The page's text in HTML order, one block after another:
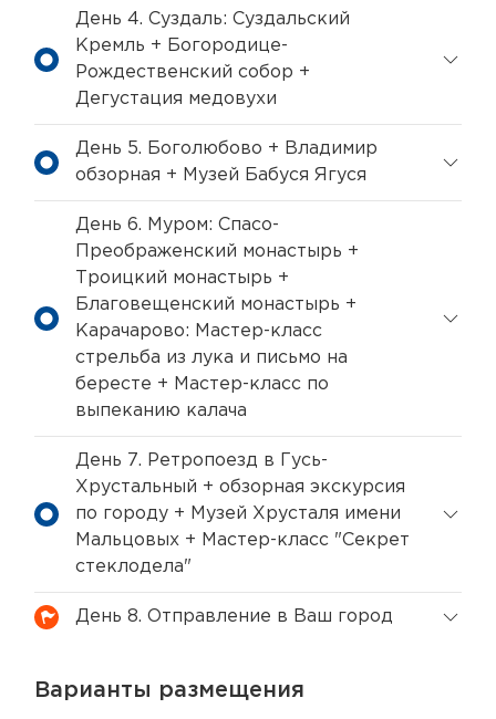
День 4. Суздаль: Суздальский
Кремль + Богородице-
Рождественский собор +
Дегустация медовухи
День 5. Боголюбово + Владимир
обзорная + Музей Бабуся Ягуся
День 6. Муром: Спасо-
Преображенский монастырь +
Троицкий монастырь +
Благовещенский монастырь +
Карачарово: Мастер-класс
стрельба из лука и письмо на
бересте + Мастер-класс по
выпеканию калача
День 7. Ретропоезд в Гусь-
Хрустальный + обзорная экскурсия
по городу + Музей Хрусталя имени
Мальцовых + Мастер-класс "Секрет
стеклодела"
День 8. Отправление в Ваш город
Варианты размещения